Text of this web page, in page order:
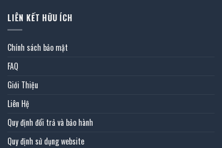
LIÊN KẾT HỮU ÍCH
Chính sách bảo mật
FAQ
Giới Thiệu
Liên Hệ
Quy định đổi trả và bảo hành
Quy định sử dụng website